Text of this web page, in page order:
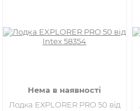
Нема в наявності
Лодка EXPLORER PRO 50 від